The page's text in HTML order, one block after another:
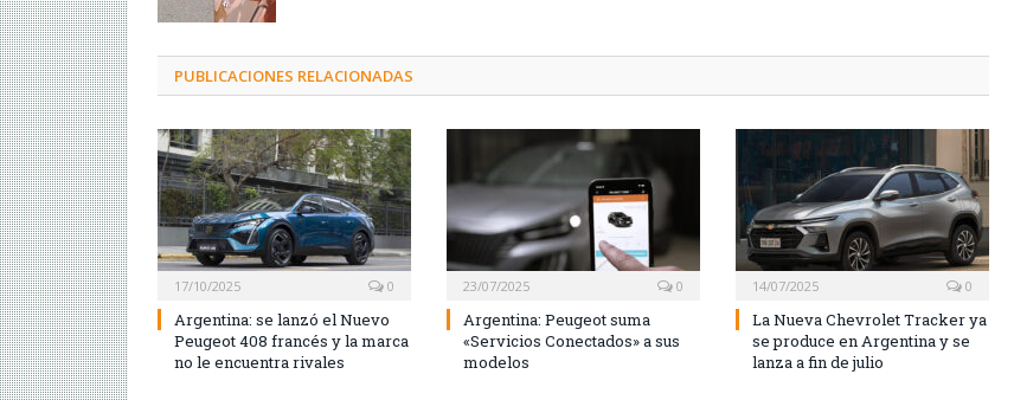
PUBLICACIONES RELACIONADAS
17/10/2025 0
Argentina: se lanzó el Nuevo
Peugeot 408 francés y la marca
no le encuentra rivales
23/07/2025 0
Argentina: Peugeot suma
«Servicios Conectados» a sus
modelos
14/07/2025 0
La Nueva Chevrolet Tracker ya
se produce en Argentina y se
lanza a fin de julio